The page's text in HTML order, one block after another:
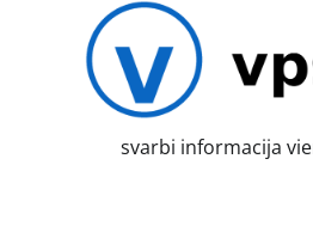
svarbi informacija